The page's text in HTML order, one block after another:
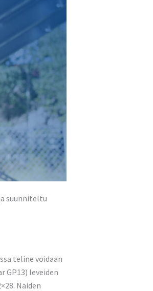
suunniteltu
teline voidaan
GP13) leveiden
Näiden